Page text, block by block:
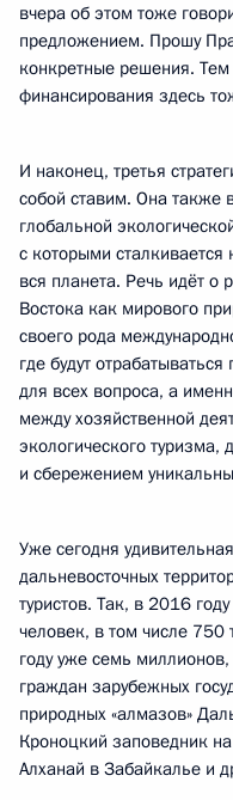
вчера об этом тоже
предложением. Прошу
конкретные решения. Тем
финансирования здесь
И наконец, третья
собой ставим. Она также
глобальной
с которыми сталкивается
вся планета. Речь идёт о
Востока как мирового
своего рода
где будут
для всех вопроса, а
между хозяйственной
экологического
и сбережением
Уже сегодня
дальневосточных
туристов. Так, в 2016
человек, в том числе
году уже семь
граждан зарубежных
природных «алмазов»
Кроноцкий заповедник
Алханай в Забайкалье и